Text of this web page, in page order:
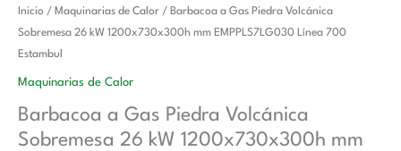
Inicio / Maquinarias de Calor / Barbacoa a Gas Piedra Volcánica
Sobremesa 26 kW 1200x730x300h mm EMPPLS7LG030 Línea 700
Estambul
Maquinarias de Calor
Barbacoa a Gas Piedra Volcánica
Sobremesa 26 kW 1200x730x300h mm
El
precio
era:
El
precio
Barbacoa
a
Gas
Piedra
Sobremesa
26